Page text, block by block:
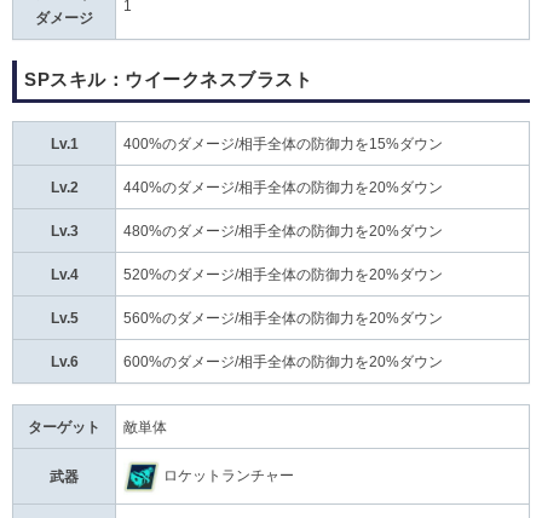
ダメージ
1
SPスキル：ウイークネスブラスト
Lv.1 400%のダメージ/相手全体の防御力を15%ダウン
Lv.2 440%のダメージ/相手全体の防御力を20%ダウン
Lv.3 480%のダメージ/相手全体の防御力を20%ダウン
Lv.4 520%のダメージ/相手全体の防御力を20%ダウン
Lv.5 560%のダメージ/相手全体の防御力を20%ダウン
Lv.6 600%のダメージ/相手全体の防御力を20%ダウン
ターゲット 敵単体
武器 ロケットランチャー